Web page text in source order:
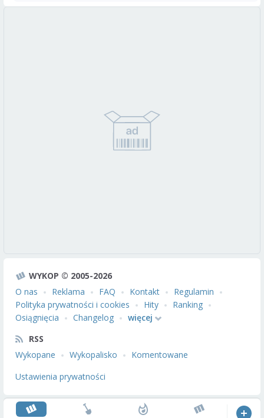
WYKOP © 2005-2026
O nas
Reklama FAQ Kontakt
Regulamin
Polityka prywatności i cookies
Hity
Ranking
Osiągnięcia
Changelog
więcej
RSS
Wykopane
Wykopalisko
Komentowane
Ustawienia prywatności